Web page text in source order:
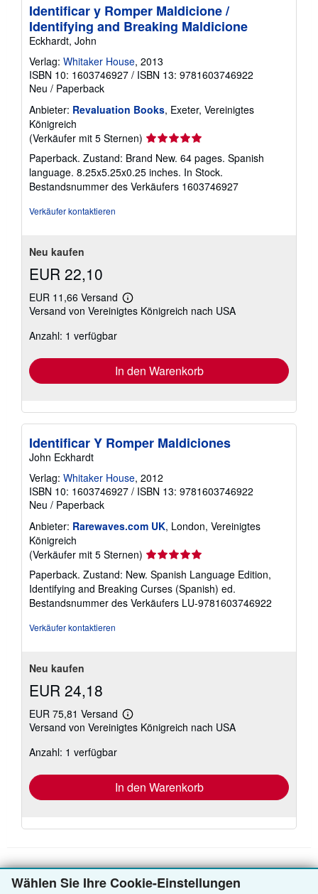
Wählen Sie Ihre Cookie-Einstellungen
Identificar y Romper Maldicione /
Identifying and Breaking Maldicione
Eckhardt, John
Verlag: Whitaker House, 2013
ISBN 10: 1603746927 / ISBN 13: 9781603746922
Neu / Paperback
Anbieter: Revaluation Books, Exeter, Vereinigtes
Königreich
(Verkäufer mit 5 Sternen) Verkäuferbewertung
von
5
Sternen
Paperback. Zustand: Brand New. 64 pages. Spanish
language. 8.25x5.25x0.25 inches. In Stock.
Bestandsnummer des Verkäufers 1603746927
Verkäufer kontaktieren
Neu kaufen
EUR 22,10
EUR 11,66 Versand
Weitere
Informationen
Versand von Vereinigtes Königreich nach USA
Anzahl: 1 verfügbar
In den Warenkorb
Identificar Y Romper Maldiciones
John Eckhardt
Verlag: Whitaker House, 2012
ISBN 10: 1603746927 / ISBN 13: 9781603746922
Neu / Paperback
Anbieter: Rarewaves.com UK, London, Vereinigtes
Königreich
(Verkäufer mit 5 Sternen) Verkäuferbewertung
von
5
Sternen
Paperback. Zustand: New. Spanish Language Edition,
Identifying and Breaking Curses (Spanish) ed.
Bestandsnummer des Verkäufers LU-9781603746922
Verkäufer kontaktieren
Neu kaufen
EUR 24,18
EUR 75,81 Versand
Weitere
Informationen
Versand von Vereinigtes Königreich nach USA
Anzahl: 1 verfügbar
In den Warenkorb